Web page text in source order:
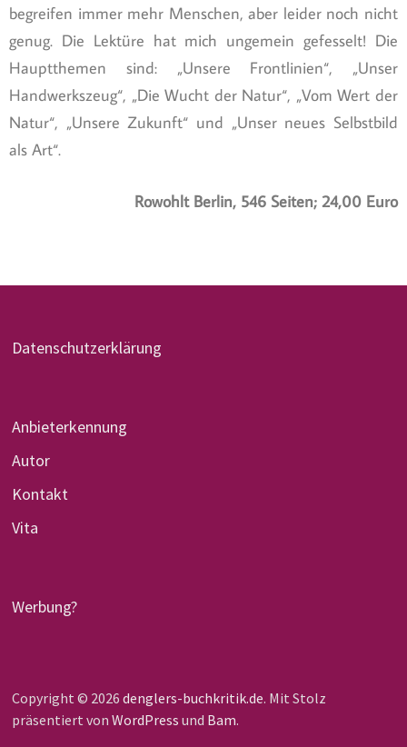
begreifen immer mehr Menschen, aber leider noch nicht
genug. Die Lektüre hat mich ungemein gefesselt! Die
Hauptthemen sind: „Unsere Frontlinien“, „Unser
Handwerkszeug“, „Die Wucht der Natur“, „Vom Wert der
Natur“, „Unsere Zukunft“ und „Unser neues Selbstbild
als Art“.
Rowohlt Berlin, 546 Seiten; 24,00 Euro
Datenschutzerklärung
Anbieterkennung
Autor
Kontakt
Vita
Werbung?
Copyright © 2026 denglers-buchkritik.de. Mit Stolz
präsentiert von WordPress und Bam.